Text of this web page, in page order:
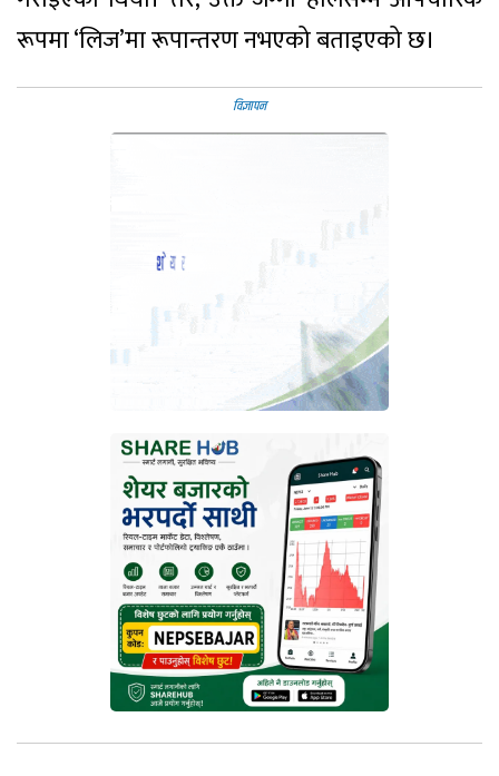
रूपमा ‘लिज’मा रूपान्तरण नभएको बताइएको छ।